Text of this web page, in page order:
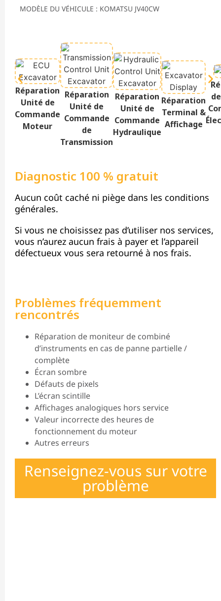
MODÈLE DU VÉHICULE : KOMATSU JV40CW
Réparation
Unité de
Commande
Moteur
Réparation
Unité de
Commande
de
Transmission
Réparation
Unité de
Commande
Hydraulique
Réparation
Terminal &
Affichage
Diagnostic 100 % gratuit
Aucun coût caché ni piège dans les conditions
générales.
Si vous ne choisissez pas d’utiliser nos services,
vous n’aurez aucun frais à payer et l’appareil
défectueux vous sera retourné à nos frais.
Problèmes fréquemment
rencontrés
Réparation de moniteur de combiné
d’instruments en cas de panne partielle /
complète
Écran sombre
Défauts de pixels
L’écran scintille
Affichages analogiques hors service
Valeur incorrecte des heures de
fonctionnement du moteur
Autres erreurs
Renseignez-vous sur votre
problème